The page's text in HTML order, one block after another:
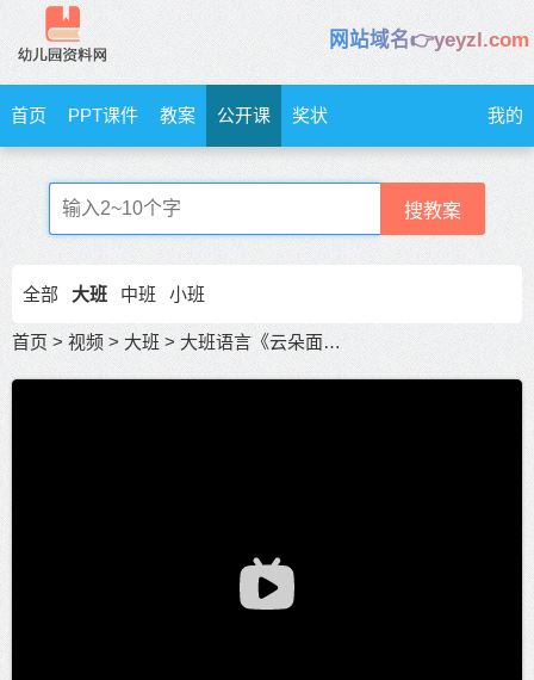
网站域名👉yeyzl.com
首页 PPT课件 教案 公开课 奖状 我的
搜教案
全部 大班 中班 小班
首页 > 视频 > 大班 > 大班语言《云朵面包》大班公开课